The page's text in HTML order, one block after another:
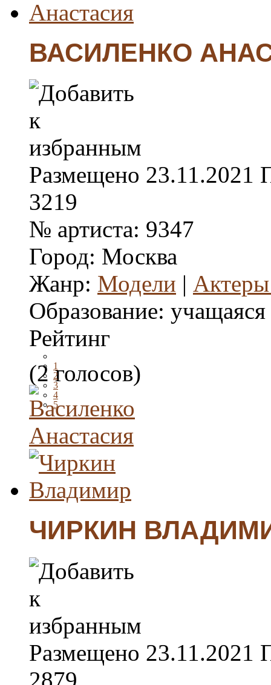
ВАСИЛЕНКО
Размещено 23.11.2021
3219
№ артиста: 9347
Город: Москва
Жанр: Модели |
Образование:
Рейтинг
1
2
3
4
5
(2 голосов)
ЧИРКИН
Размещено 23.11.2021